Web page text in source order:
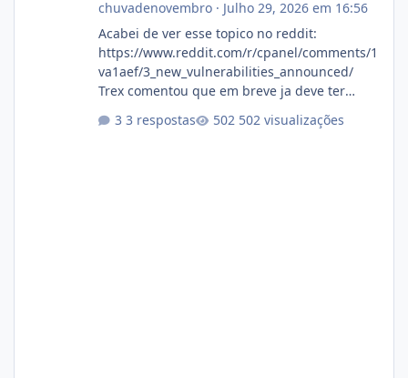
chuvadenovembro· Julho 29, 2026 em 16:56
Acabei de ver esse topico no reddit:
https://www.reddit.com/r/cpanel/comments/1
va1aef/3_new_vulnerabilities_announced/
Trex comentou que em breve ja deve ter
3 respostas 502 visualizações